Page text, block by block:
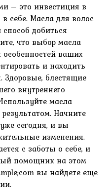
– это инвестиция в
себе. Масла для волос –
добиться
что выбор масла
ваших
и находить
Здоровые‚ блестящие
внутреннего
масла
Начните
сегодня‚ и вы
изменения.
с заботы о себе‚ и
помощник на этом
вы найдете еще